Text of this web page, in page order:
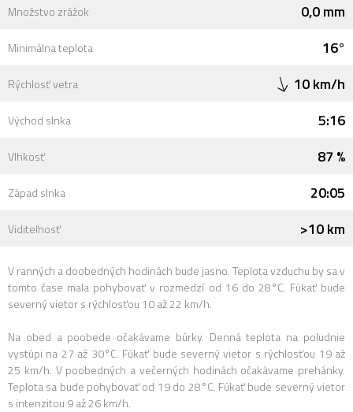
Množstvo zrážok 0,0 mm
Minimálna teplota 16°
Rýchlosť vetra 10 km/h
Východ slnka 5:16
Vlhkosť 87 %
Západ slnka 20:05
Viditeľnosť >10 km
V ranných a doobedných hodinách bude jasno. Teplota vzduchu by sa v
tomto čase mala pohybovať v rozmedzí od 16 do 28°C. Fúkať bude
severný vietor s rýchlosťou 10 až 22 km/h.
Na obed a poobede očakávame búrky. Denná teplota na poludnie
vystúpi na 27 až 30°C. Fúkať bude severný vietor s rýchlosťou 19 až
25 km/h. V poobedných a večerných hodinách očakávame prehánky.
Teplota sa bude pohybovať od 19 do 28°C. Fúkať bude severný vietor
s intenzitou 9 až 26 km/h.